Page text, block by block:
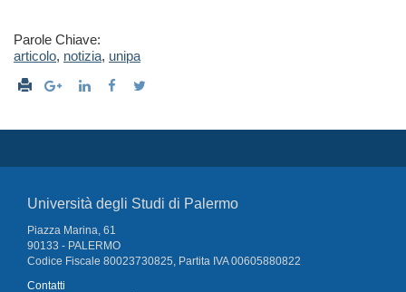
Parole Chiave:
articolo, notizia, unipa
Università degli Studi di Palermo
Piazza Marina, 61
90133 - PALERMO
Codice Fiscale 80023730825, Partita IVA 00605880822
Contatti